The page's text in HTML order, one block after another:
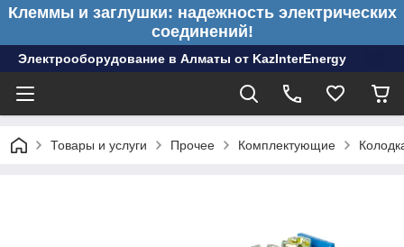
Клеммы и заглушки: надежность электрических
соединений!
Электрооборудование в Алматы от KazInterEnergy
Товары и услуги Прочее Комплектующие